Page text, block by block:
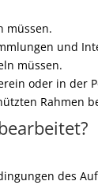
müssen.
und
müssen.
oder in der
Rahmen
des